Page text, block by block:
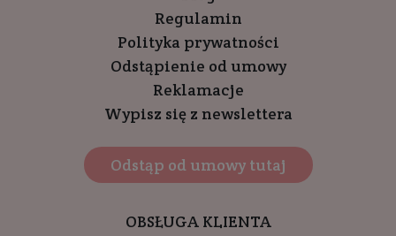
Regulamin
Polityka prywatności
Odstąpienie od umowy
Reklamacje
Wypisz się z newslettera
Odstąp od umowy tutaj
OBSŁUGA KLIENTA